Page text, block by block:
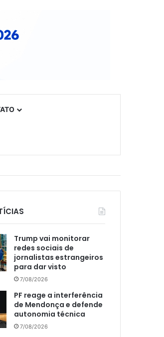
Trump vai monitorar
redes sociais de
jornalistas estrangeiros
para dar visto
7/08/2026
PF reage a interferência
de Mendonça e defende
autonomia técnica
7/08/2026